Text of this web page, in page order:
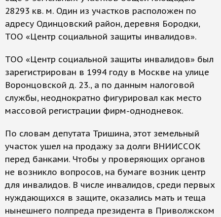
28293 кв. м. Один из участков расположен по
адресу Одинцовский район, деревня Бородки,
ТОО «Центр социальной защиты инвалидов».
ТОО «Центр социальной защиты инвалидов» был
зарегистрирован в 1994 году в Москве на улице
Воронцовской д. 23., а по данным налоговой
службы, неоднократно фигурировал как место
массовой регистрации фирм-однодневок.
По словам депутата Тришина, этот земельный
участок ушел на продажу за долги ВНИИССОК
перед банками. Чтобы у проверяющих органов
не возникло вопросов, на бумаге возник центр
для инвалидов. В числе инвалидов, среди первых
нуждающихся в защите, оказались мать и теща
нынешнего полпреда президента в Приволжском